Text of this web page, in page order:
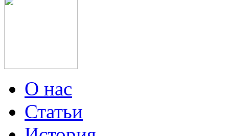
О нас
Статьи